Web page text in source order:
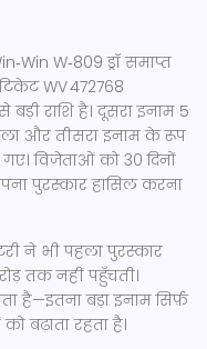
W‑809 ड्रॉ समाप्त
WV 472768
राशि है। दूसरा इनाम 5
और तीसरा इनाम के रूप
विजेताओं को 30 दिनों
पुरस्कार हासिल करना
ने भी पहला पुरस्कार
तक नहीं पहुँचती।
है—इतना बड़ा इनाम सिर्फ़
बढ़ाता रहता है।